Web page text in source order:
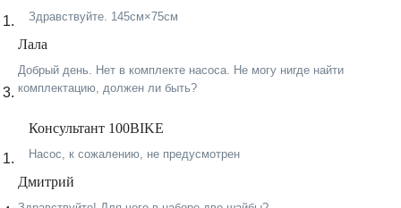
Здравствуйте. 145см×75см
Лала
Добрый день. Нет в комплекте насоса. Не могу нигде найти
комплектацию, должен ли быть?
Консультант 100BIKE
Насос, к сожалению, не предусмотрен
Дмитрий